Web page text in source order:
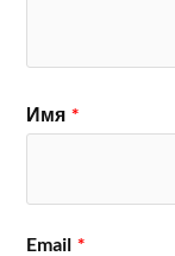
Имя *
Email *